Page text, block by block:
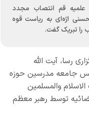
قم انتصاب مجدد
اژه‌ای به ریاست قوه
را تبریک گفت.
رسا، آیت الله
جامعه مدرسین حوزه
والمسلمین
توسط رهبر معظم